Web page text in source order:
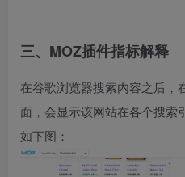
三、MOZ插件指标解释
在谷歌浏览器搜索内容之后，
面，会显示该网站在各个搜索
如下图：